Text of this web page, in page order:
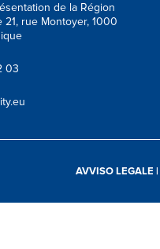
de la Région
21, rue Montoyer, 1000
03
AVVISO LEGALE |